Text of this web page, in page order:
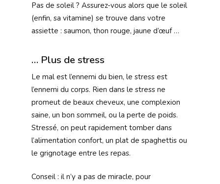
Pas de soleil ? Assurez-vous alors que le soleil
(enfin, sa vitamine) se trouve dans votre
assiette : saumon, thon rouge, jaune d’œuf …
… Plus de stress
Le mal est l’ennemi du bien, le stress est
l’ennemi du corps. Rien dans le stress ne
promeut de beaux cheveux, une complexion
saine, un bon sommeil, ou la perte de poids.
Stressé, on peut rapidement tomber dans
l’alimentation confort, un plat de spaghettis ou
le grignotage entre les repas.
Conseil : il n’y a pas de miracle, pour